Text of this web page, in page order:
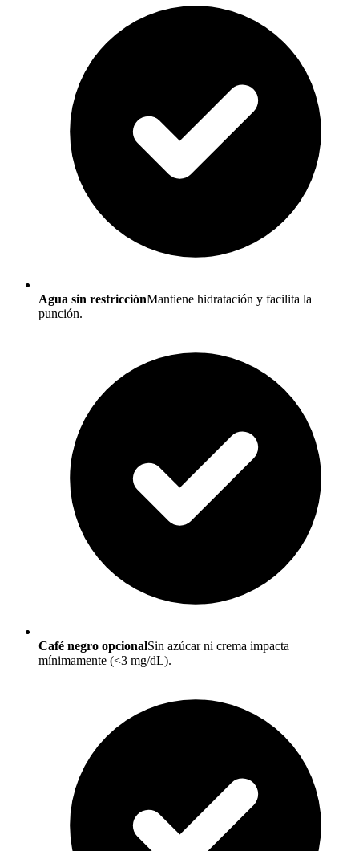
Agua sin restricciónMantiene hidratación y facilita la
punción.
Café negro opcionalSin azúcar ni crema impacta
mínimamente (<3 mg/dL).